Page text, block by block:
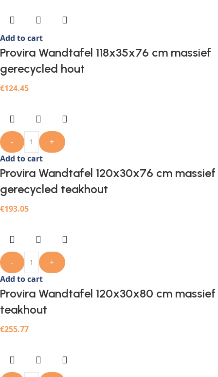
Add to cart
Provira Wandtafel 118x35x76 cm massief
gerecycled hout
€124.45
-
+
Add to cart
Provira Wandtafel 120x30x76 cm massief
gerecycled teakhout
€193.05
-
+
Add to cart
Provira Wandtafel 120x30x80 cm massief
teakhout
€255.77